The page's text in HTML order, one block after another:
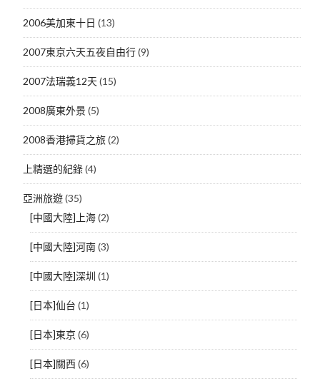
2006美加東十日 (13)
2007東京六天五夜自由行(9)
2007法瑞義12天(15)
2008廣東外景(5)
2008香港掃貨之旅(2)
上精選的紀錄(4)
亞洲旅遊(35)
[中國大陸]上海(2)
[中國大陸]河南(3)
[中國大陸]深圳 (1)
[日本]仙台 (1)
[日本]東京(6)
[日本]關西(6)